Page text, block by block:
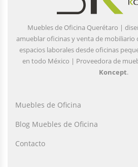
Muebles de Oficina Querétaro |
amueblar oficinas y venta de mobiliario
espacios laborales desde oficinas
en todo México | Proveedora de
Koncept.
Muebles de Oficina
Blog Muebles de Oficina
Contacto